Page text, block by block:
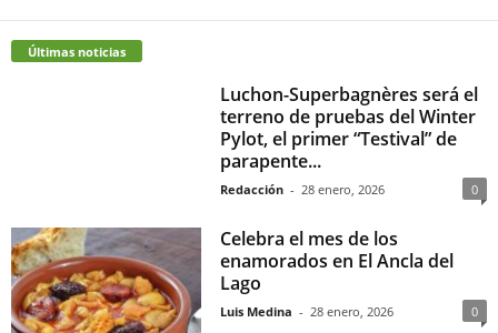
Últimas noticias
Luchon-Superbagnères será el
terreno de pruebas del Winter
Pylot, el primer “Testival” de
parapente...
Redacción - 28 enero, 2026 0
Celebra el mes de los
enamorados en El Ancla del
Lago
Luis Medina - 28 enero, 2026 0